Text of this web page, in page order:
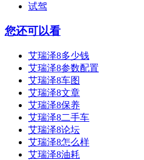
试驾
您还可以看
艾瑞泽8多少钱
艾瑞泽8参数配置
艾瑞泽8车图
艾瑞泽8文章
艾瑞泽8保养
艾瑞泽8二手车
艾瑞泽8论坛
艾瑞泽8怎么样
艾瑞泽8油耗